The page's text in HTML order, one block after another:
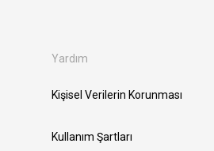
Yardım
Kişisel Verilerin Korunması
Kullanım Şartları